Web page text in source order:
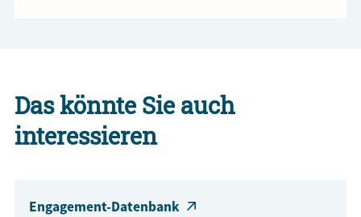
Das könnte Sie auch
interessieren
Engagement-Datenbank